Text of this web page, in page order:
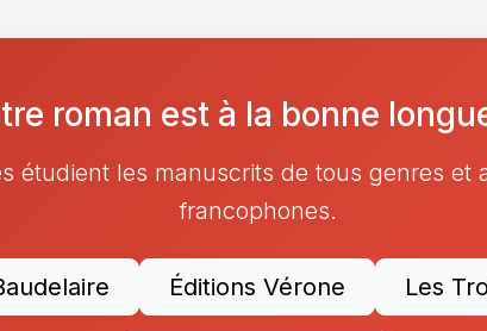
roman est à la bonne
étudient les manuscrits de tous genres et
francophones.
Éditions Vérone Les